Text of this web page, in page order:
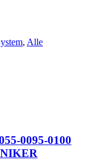
, Alle
0095-0100